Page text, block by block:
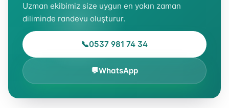
Uzman ekibimiz size uygun en yakın zaman
diliminde randevu oluşturur.
📞0537 981 74 34
💬WhatsApp